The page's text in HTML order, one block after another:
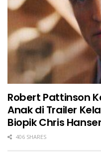
Robert Pattinson
Anak di Trailer
Biopik Chris
406 SHARES